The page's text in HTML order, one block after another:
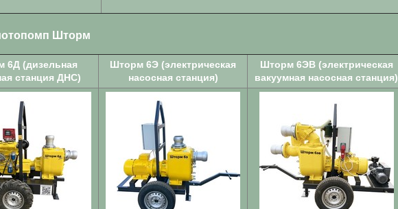
Шторм
6Д (дизельная
станция ДНС)
Шторм 6Э (электрическая
насосная станция)
Шторм 6ЭВ (электрическая
вакуумная насосная станция)